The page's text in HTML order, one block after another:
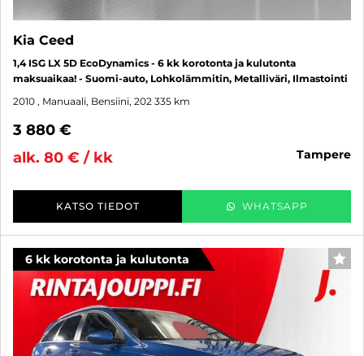
Kia Ceed
1,4 ISG LX 5D EcoDynamics - 6 kk korotonta ja kulutonta
maksuaikaa! - Suomi-auto, Lohkolämmitin, Metalliväri, Ilmastointi
2010 , Manuaali, Bensiini, 202 335 km
3 880 €
alk. 80 € / kk
tampere
KATSO TIEDOT WHATSAPP
6 kk korotonta ja kulutonta